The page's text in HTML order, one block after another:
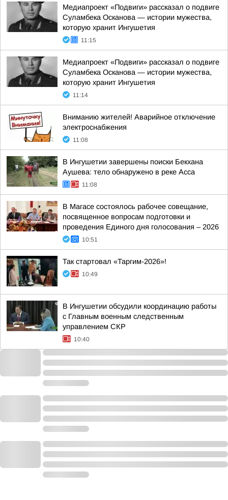
Медиапроект «Подвиги» рассказал о подвиге
Суламбека Осканова — истории мужества,
которую хранит Ингушетия
11:15
Медиапроект «Подвиги» рассказал о подвиге
Суламбека Осканова — истории мужества,
которую хранит Ингушетия
11:14
Вниманию жителей! Аварийное отключение
электроснабжения
11:08
В Ингушетии завершены поиски Бекхана
Аушева: тело обнаружено в реке Асса
11:08
В Магасе состоялось рабочее совещание,
посвященное вопросам подготовки и
проведения Единого дня голосования – 2026
10:51
Так стартовал «Таргим-2026»!
10:49
В Ингушетии обсудили координацию работы
с Главным военным следственным
управлением СКР
10:40